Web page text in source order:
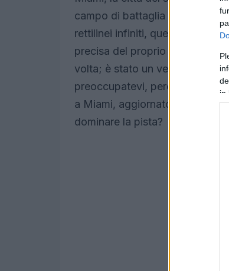
in
campo di battaglia per gli
rettilinei infiniti, questo circuito
precisa del proprio veicolo.
volta; è stato un vero e
preoccupatevi, perché in
a Miami, aggiornato con le
dominare la pista?